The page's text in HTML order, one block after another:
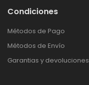
Condiciones
Métodos de Pago
Métodos de Envío
Garantias y devoluciones